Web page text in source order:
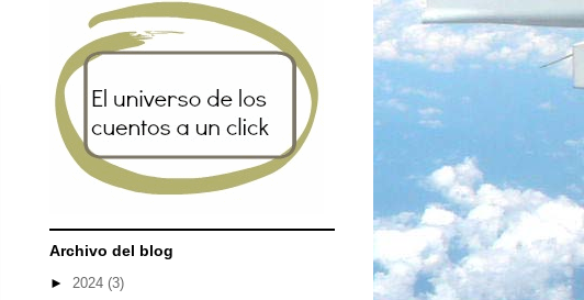
Archivo del blog
► 2024 (3)